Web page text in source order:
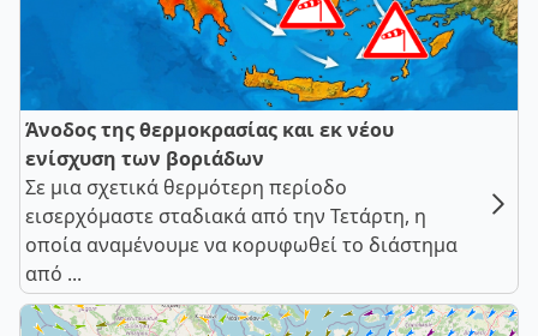
Άνοδος της θερμοκρασίας και εκ νέου
ενίσχυση των βοριάδων
Σε μια σχετικά θερμότερη περίοδο
εισερχόμαστε σταδιακά από την Τετάρτη, η
οποία αναμένουμε να κορυφωθεί το διάστημα
από ...